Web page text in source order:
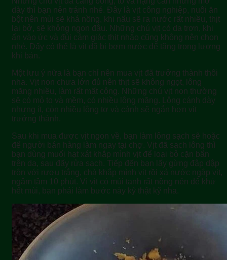
dày thì bạn nên tránh nhé. Đây là vịt công nghiệp, nuôi ăn
bột nên mùi sẽ khá nồng, khi nấu sẽ ra nước rất nhiều, thịt
lại bở, sẽ không ngon đâu. Những chú vịt có da trơn, khi
ấn vào ức và đùi cảm giác thịt nhão cũng không nên chọn
nhé. Đấy có thể là vịt đã bị bơm nước để tăng trọng lượng
khi bán.
Một lưu ý nữa là bạn chỉ nên mua vịt đã trưởng thành thôi
nha. Vịt non chưa lớn đủ nên thịt sẽ không ngọt, lông
măng nhiều, làm rất mất công. Những chú vịt non thường
sẽ có mỏ to và mềm, có nhiều lông măng. Lông cánh dày
nhưng ít, còn nhiều lông tơ và cánh sẽ ngắn hơn vịt
trưởng thành.
Sau khi mua được vịt ngon về, bạn làm lông sạch sẽ hoặc
để người bán hàng làm ngay tại chợ. Vịt đã sạch lông thì
bạn dùng muối hạt xát khắp mình vịt để loại bỏ cặn bẩn
trên da, sau đấy rửa sạch. Tiếp đến bạn lấy gừng đập dập
trộn với rượu trắng, chà khắp mình vịt rồi xả nước ngập vịt,
ngâm tầm 10 phút. Vì vịt có mùi tanh rất nồng nên để khử
hết mùi, bạn phải làm bước này kỹ thật kỹ nha.